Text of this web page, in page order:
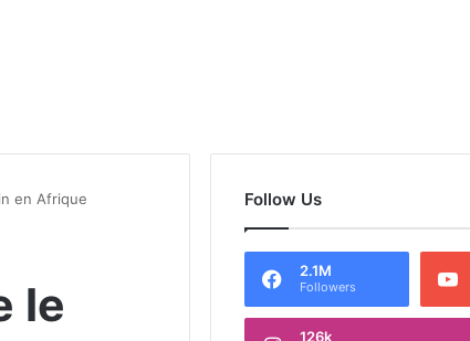
en Afrique
le
Follow Us
2.1M
Followers
126k